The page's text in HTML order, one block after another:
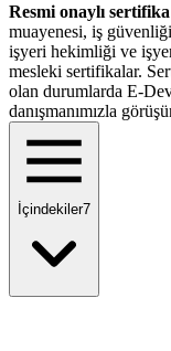
Resmi onaylı
muayenesi, iş
işyeri hekimliği ve
mesleki sertifikalar.
olan durumlarda E-
danışmanımızla
İçindekiler7